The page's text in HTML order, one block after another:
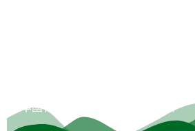
本國特產： 藍星23莊園精品咖啡